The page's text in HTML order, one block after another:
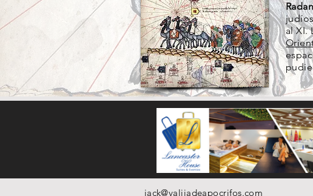
al XI.
jack@valijadeapocrifos.com